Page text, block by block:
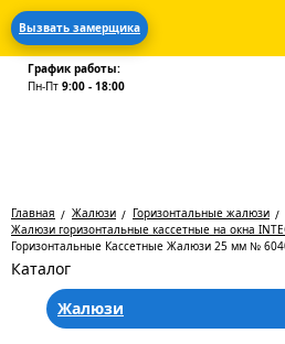
Вызвать замерщика
График работы:
Пн-Пт 9:00 - 18:00
Главная Жалюзи
Горизонтальные жалюзи
Жалюзи горизонтальные кассетные на окна
Горизонтальные Кассетные Жалюзи 25 мм №
Каталог
Жалюзи